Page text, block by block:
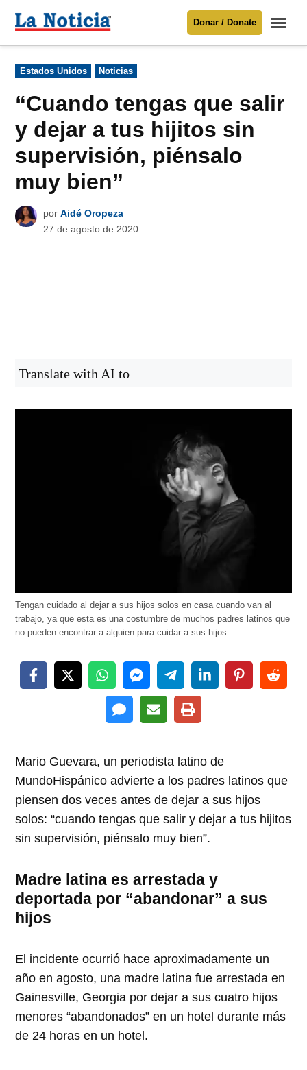
Para mantenerte informado necesitamos
Donar
contenido
Noticia
Donar / Donate
Publicado
en
Estados Unidos Noticias
“Cuando tengas que salir
y dejar a tus hijitos sin
supervisión, piénsalo
muy bien”
por Aidé Oropeza
27 de agosto de 2020
Translate with AI to
Tengan cuidado al dejar a sus hijos solos en casa cuando van al
trabajo, ya que esta es una costumbre de muchos padres latinos que
no pueden encontrar a alguien para cuidar a sus hijos
Mario Guevara, un periodista latino de
MundoHispánico advierte a los padres latinos que
piensen dos veces antes de dejar a sus hijos
solos: cuando tengas que salir y dejar a tus hijitos
sin supervisión, piénsalo muy bien .
Madre latina es arrestada y
deportada por
abandonar
a sus
hijos
El incidente ocurrió hace aproximadamente un
año en agosto, una madre latina fue arrestada en
Gainesville, Georgia por dejar a sus cuatro hijos
menores abandonados en un hotel durante más
de 24 horas en un hotel.